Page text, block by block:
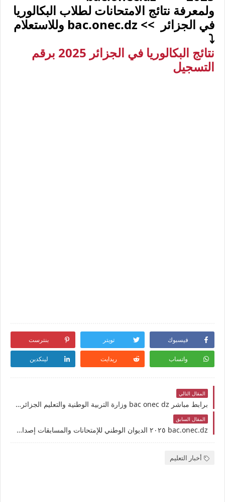
ولمعرفة نتائج الامتحانات لطلاب البكالوريا
في الجزائر >> bac.onec.dz وللاستعلام
⤵
نتائج البكالوريا في الجزائر 2025 برقم
التسجيل
فيسبوك تويتر بنترست
واتساب ريدايت لينكدين
المقال التالي
برابط مباشر bac onec dz وزارة التربية الوطنية والتعليم الجزائرية نتائج البكالوريا في الجزائر 2025 برقم التسجيل المدرسة شهادة البكالوريا
المقال السابق
bac.onec.dz ٢٠٢٥ الديوان الوطني للإمتحانات والمسابقات إصدار نتائج البكالوريا 2025 في الجزائر نتائج امتحان شهادة الباك بكافة فروعها في الجمهورية الجزائرية
أخبار التعليم